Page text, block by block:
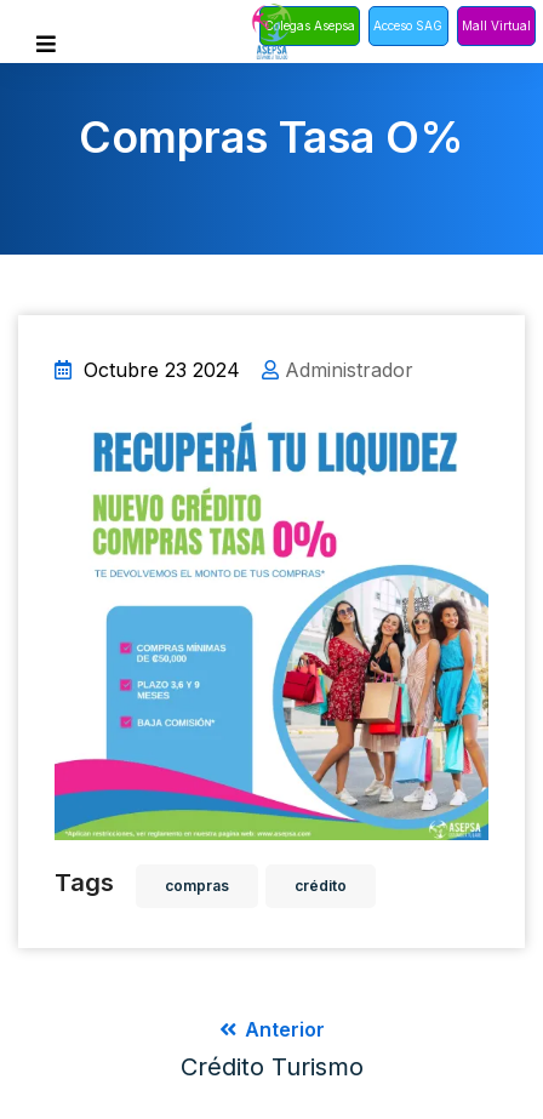
Colegas Asepsa Acceso SAG Mall Virtual
Compras Tasa O%
Octubre 23 2024 Administrador
Tags compras crédito
Anterior
Crédito Turismo